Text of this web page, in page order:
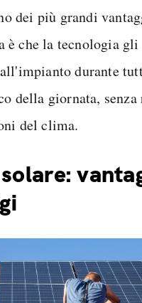
dei più grandi
è che la tecnologia gli
durante
della giornata,
del clima.